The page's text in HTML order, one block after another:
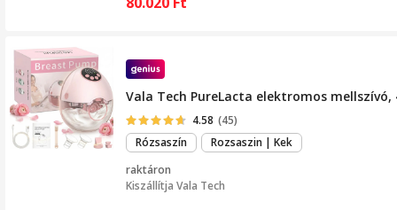
Vala Tech PureLacta elektromos
4.58 (45)
Rózsaszín
Rozsaszin | Kek
raktáron
Kiszállítja Vala Tech